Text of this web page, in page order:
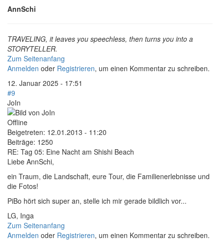
AnnSchi
TRAVELING, it leaves you speechless, then turns you into a
STORYTELLER.
Zum Seitenanfang
Anmelden oder Registrieren, um einen Kommentar zu schreiben.
12. Januar 2025 - 17:51
#9
JoIn
Offline
Beigetreten: 12.01.2013 - 11:20
Beiträge: 1250
RE: Tag 05: Eine Nacht am Shishi Beach
Liebe AnnSchi,
ein Traum, die Landschaft, eure Tour, die Familienerlebnisse und
die Fotos!
PiBo hört sich super an, stelle ich mir gerade bildlich vor...
LG, Inga
Zum Seitenanfang
Anmelden oder Registrieren, um einen Kommentar zu schreiben.